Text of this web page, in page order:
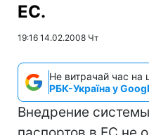
ЕС.
19:16 14.02.2008 Чт
Не витрачай час на
РБК-Україна у
Внедрение